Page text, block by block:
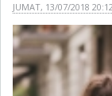
JUMAT, 13/07/2018